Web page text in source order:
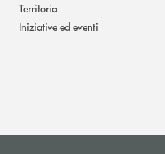
Territorio
Iniziative ed eventi